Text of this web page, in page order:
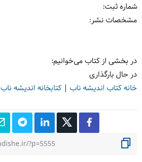
شماره ثبت:
مشخصات نشر: ‏‫
در بخشی از کتاب می‌خوانیم:
در حال بارگذاری
خانه کتاب اندیشه ناب | کتابخانه اندیشه ناب